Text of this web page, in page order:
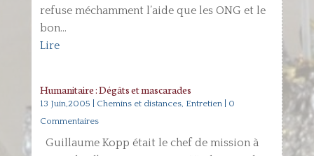
refuse méchamment l’aide que les ONG et le
bon...
Lire
Humanitaire : Dégâts et mascarades
13 Juin,2005 Chemins et distances, Entretien| 0
Commentaires
Guillaume Kopp était le chef de mission à